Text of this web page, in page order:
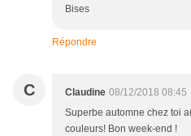
Bises
Répondre
C Claudine 08/12/2018 08:45
Superbe automne chez toi
couleurs! Bon week-end !